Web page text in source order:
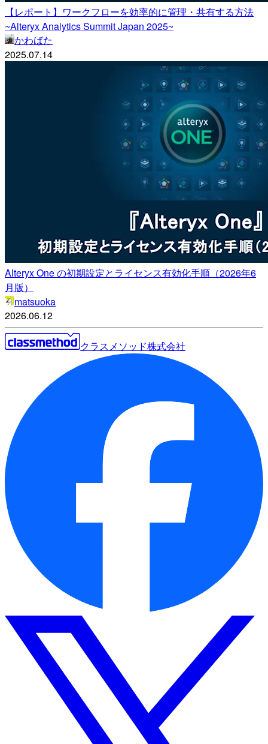
【レポート】ワークフローを効率的に管理・共有する方法
~Alteryx Analytics Summit Japan 2025~
かわばた
2025.07.14
Alteryx One の初期設定とライセンス有効化手順（2026年6
月版）
matsuoka
2026.06.12
クラスメソッド株式会社